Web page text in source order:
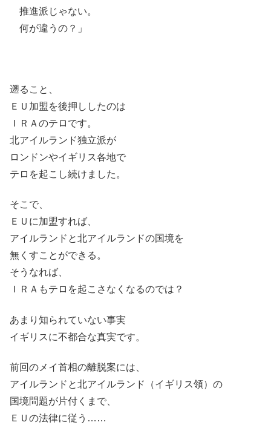
推進派じゃない。
何が違うの？」
遡ること、
ＥＵ加盟を後押ししたのは
ＩＲＡのテロです。
北アイルランド独立派が
ロンドンやイギリス各地で
テロを起こし続けました。
そこで、
ＥＵに加盟すれば、
アイルランドと北アイルランドの国境を
無くすことができる。
そうなれば、
ＩＲＡもテロを起こさなくなるのでは？
あまり知られていない事実
イギリスに不都合な真実です。
前回のメイ首相の離脱案には、
アイルランドと北アイルランド（イギリス領）の
国境問題が片付くまで、
ＥＵの法律に従う……